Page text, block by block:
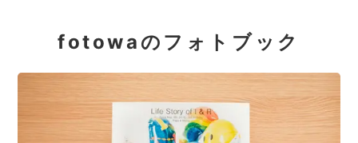
fotowaのフォトブック